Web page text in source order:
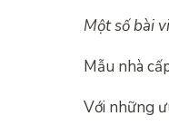
Một số bài
Mẫu nhà
Với những